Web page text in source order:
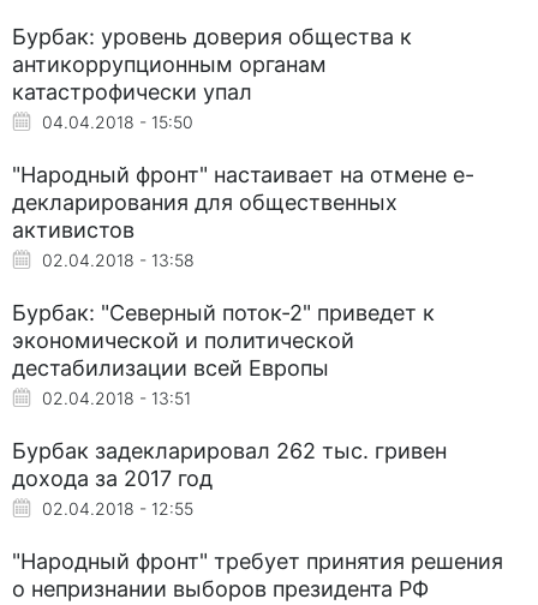
Бурбак: уровень доверия общества к
антикоррупционным органам
катастрофически упал
04.04.2018 - 15:50
"Народный фронт" настаивает на отмене е-
декларирования для общественных
активистов
02.04.2018 - 13:58
Бурбак: "Северный поток-2" приведет к
экономической и политической
дестабилизации всей Европы
02.04.2018 - 13:51
Бурбак задекларировал 262 тыс. гривен
дохода за 2017 год
02.04.2018 - 12:55
"Народный фронт" требует принятия решения
о непризнании выборов президента РФ